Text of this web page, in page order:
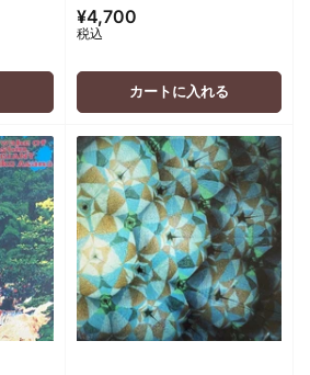
通
常
価
¥4,700
税込
カートに入れる